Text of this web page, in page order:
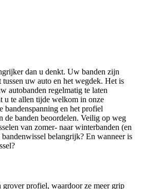
dan u denkt. Uw banden zijn
uw auto en het wegdek. Het is
autobanden regelmatig te laten
u te allen tijde welkom in onze
bandenspanning en het profiel
de banden beoordelen. Veilig op weg
van zomer- naar winterbanden (en
belangrijk? En wanneer is
grover profiel, waardoor ze meer grip